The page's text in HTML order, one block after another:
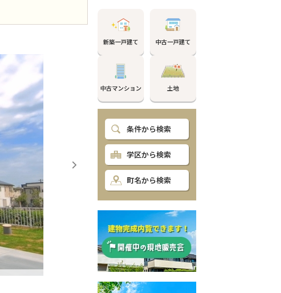
新築一戸建て 中古一戸建て
中古マンション 土地
条件から検索
学区から検索
町名から検索